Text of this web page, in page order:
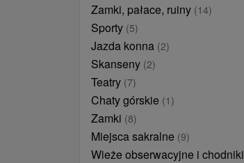
Zamki, pałace, ruiny (14)
Sporty (5)
Jazda konna (2)
Skanseny (2)
Teatry (7)
Chaty górskie (1)
Zamki (8)
Miejsca sakralne (9)
Wieże obserwacyjne i chodniki